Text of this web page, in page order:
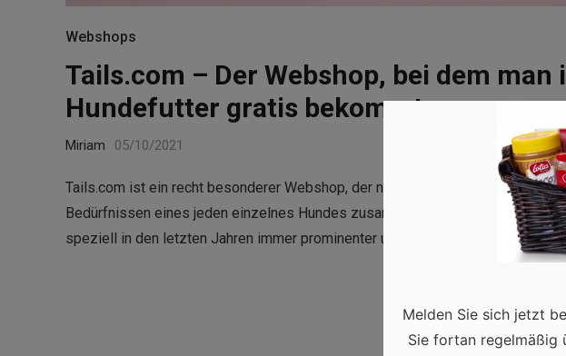
Webshops
Tails.com – Der Webshop, bei dem man
Hundefutter gratis bekommt
Miriam 05/10/2021
Tails.com ist ein recht besonderer Webshop, der nicht nur einfach Futter
Bedürfnissen eines jeden einzelnes Hundes zusammenmischt. Individualität
speziell in den letzten Jahren immer prominenter und wichtiger geworden. …
Melden Sie sich jetzt
Sie fortan regelmäßig